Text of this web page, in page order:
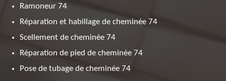
Ramoneur 74
Réparation et habillage de cheminée 74
Scellement de cheminée 74
Réparation de pied de cheminée 74
Pose de tubage de cheminée 74